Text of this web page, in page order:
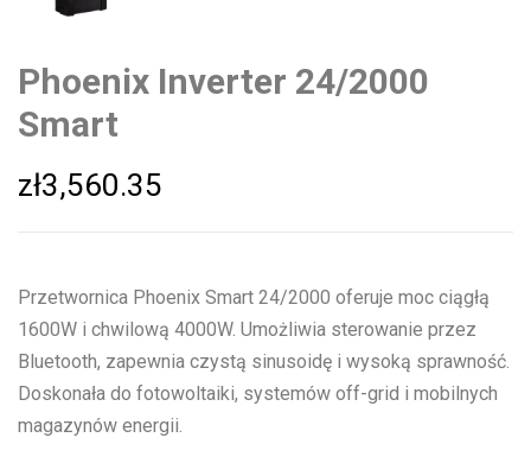
Phoenix Inverter 24/2000
Smart
zł3,560.35
Przetwornica Phoenix Smart 24/2000 oferuje moc ciągłą
1600W i chwilową 4000W. Umożliwia sterowanie przez
Bluetooth, zapewnia czystą sinusoidę i wysoką sprawność.
Doskonała do fotowoltaiki, systemów off-grid i mobilnych
magazynów energii.